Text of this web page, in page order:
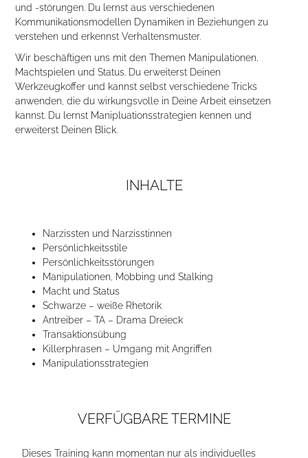
und -störungen. Du lernst aus verschiedenen
Kommunikationsmodellen Dynamiken in Beziehungen zu
verstehen und erkennst Verhaltensmuster.
Wir beschäftigen uns mit den Themen Manipulationen,
Machtspielen und Status. Du erweiterst Deinen
Werkzeugkoffer und kannst selbst verschiedene Tricks
anwenden, die du wirkungsvolle in Deine Arbeit einsetzen
kannst. Du lernst Manipluationsstrategien kennen und
erweiterst Deinen Blick.
INHALTE
Narzissten und Narzisstinnen
Persönlichkeitsstile
Persönlichkeitsstörungen
Manipulationen, Mobbing und Stalking
Macht und Status
Schwarze – weiße Rhetorik
Antreiber – TA – Drama Dreieck
Transaktionsübung
Killerphrasen – Umgang mit Angriffen
Manipulationsstrategien
VERFÜGBARE TERMINE
Dieses Training kann momentan nur als individuelles